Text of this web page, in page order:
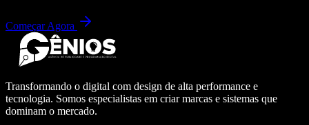
Começar Agora
Transformando o digital com design de alta performance e
tecnologia. Somos especialistas em criar marcas e sistemas que
dominam o mercado.